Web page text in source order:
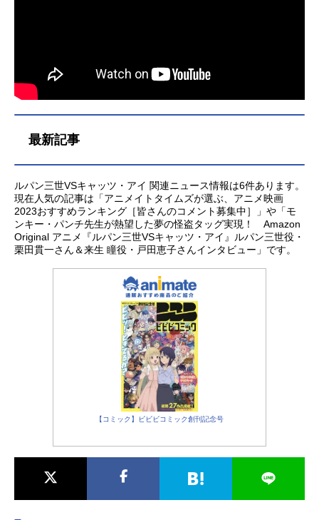
最新記事
ルパン三世VSキャッツ・アイ 関連ニュース情報は6件あります。
現在人気の記事は「アニメイトタイムズが選ぶ、アニメ映画
2023おすすめランキング［皆さんのコメント募集中］」や「モ
ンキー・パンチ先生が熱望した夢の怪盗タッグ実現！ Amazon
Original アニメ『ルパン三世VSキャッツ・アイ』ルパン三世役・
栗田貫一さん＆来生 瞳役・戸田恵子さんインタビュー」です。
【コミック】ビビビコミック創刊記念号